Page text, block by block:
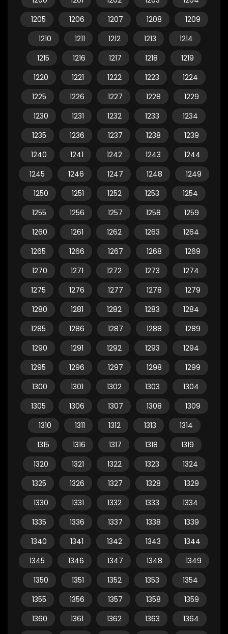
1205
1206 1207 1208
1209
1210
1211 1212 1213
1214
1215
1216 1217 1218
1219
1220
1221 1222 1223
1224
1225
1226 1227 1228
1229
1230
1231 1232 1233
1234
1235
1236 1237 1238
1239
1240
1241 1242 1243
1244
1245
1246 1247 1248
1249
1250
1251 1252 1253
1254
1255
1256 1257 1258
1259
1260
1261 1262 1263
1264
1265
1266 1267 1268
1269
1270
1271 1272 1273
1274
1275
1276 1277 1278
1279
1280
1281 1282 1283
1284
1285
1286 1287 1288
1289
1290
1291 1292 1293
1294
1295
1296 1297 1298
1299
1300
1301 1302 1303
1304
1305
1306 1307 1308
1309
1310
1311 1312 1313
1314
1315
1316 1317 1318
1319
1320
1321 1322 1323
1324
1325
1326 1327 1328
1329
1330
1331 1332 1333
1334
1335
1336 1337 1338
1339
1340
1341 1342 1343
1344
1345
1346 1347 1348
1349
1350
1351 1352 1353
1354
1355
1356 1357 1358
1359
1360
1361 1362 1363
1364